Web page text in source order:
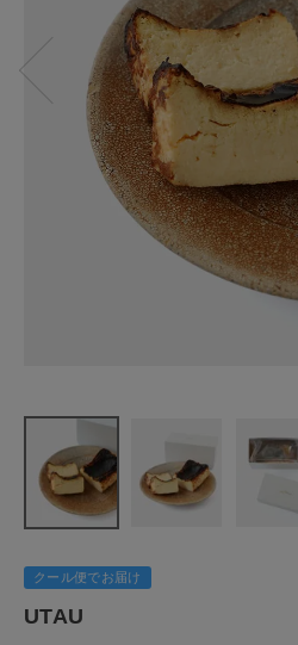
ファッション雑貨
UTAU
クール便でお届け